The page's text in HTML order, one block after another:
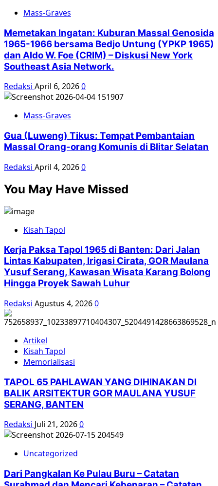
Mass-Graves
Memetakan Ingatan: Kuburan Massal Genosida
1965-1966 bersama Bedjo Untung (YPKP 1965)
dan Aldo W. Foe (CRIM) – Diskusi New York
Southeast Asia Network.
Redaksi April 6, 20260
Mass-Graves
Gua (Luweng) Tikus: Tempat Pembantaian
Massal Orang-orang Komunis di Blitar Selatan
Redaksi April 4, 20260
You May Have Missed
Kisah Tapol
Kerja Paksa Tapol 1965 di Banten: Dari Jalan
Lintas Kabupaten, Irigasi Cirata, GOR Maulana
Yusuf Serang, Kawasan Wisata Karang Bolong
Hingga Proyek Sawah Luhur
Redaksi Agustus 4, 20260
Artikel
Kisah Tapol
Memorialisasi
TAPOL 65 PAHLAWAN YANG DIHINAKAN DI
BALIK ARSITEKTUR GOR MAULANA YUSUF
SERANG, BANTEN
Redaksi Juli 21, 20260
Uncategorized
Dari Pangkalan Ke Pulau Buru – Catatan